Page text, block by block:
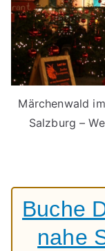
Märchenwald
Salzburg –
Buche
nahe